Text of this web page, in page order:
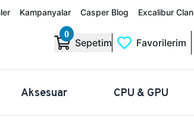
Kampanyalar Casper Blog Excalibur Clan
0
Sepetim Favorilerim
Aksesuar CPU & GPU